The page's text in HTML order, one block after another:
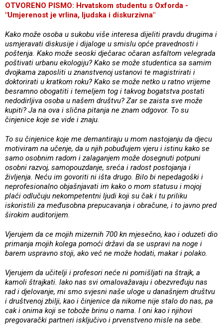
OTVORENO PISMO: Hrvatskom studentu s Oxforda -
"Umjerenost je vrlina, ljudska i diskurzivna"
Kako može osoba u sukobu više interesa dijeliti pravdu drugima i
usmjeravati diskusije i dijaloge u smislu opće pravednosti i
poštenja. Kako može seoski dječarac očaran asfaltom velegrada
poštivati urbanu ekologiju? Kako se može studentica sa samim
dvojkama zaposliti u znanstvenoj ustanovi te magistrirati i
doktorirati u kratkom roku? Kako se može netko u ratno vrijeme
besramno obogatiti i temeljem tog i takvog bogatstva postati
nedodirljiva osoba u našem društvu? Zar se zaista sve može
kupiti? Ja na ova i slična pitanja ne znam odgovor. To su
činjenice koje se vide i znaju.
To su činjenice koje me demantiraju u mom nastojanju da djecu
motiviram na učenje, da u njih pobuđujem vjeru i istinu kako se
samo osobnim radom i zalaganjem može dosegnuti potpuni
osobni razvoj, samopouzdanje, sreća i radost postojanja i
življenja. Neću im govoriti ni išta drugo. Bilo bi nepedagoški i
neprofesionalno objašnjavati im kako o mom statusu i mojoj
plaći odlučuju nekompetentni ljudi koji su čak i tu priliku
iskoristili za međusobna prepucavanja i obračune, i to javno pred
širokim auditorijem.
Vjerujem da ce mojih mizernih 700 kn mjesečno, kao i oduzeti dio
primanja mojih kolega pomoći državi da se uspravi na noge i
barem uspravno stoji, ako već ne može hodati, makar i polako.
Vjerujem da učitelji i profesori neće ni pomišljati na štrajk, a
kamoli štrajkati. Iako nas svi omalovažavaju i obezvređuju nas
rad i djelovanje, mi smo svjesni naše uloge u današnjem društvu
i društvenoj zbilji, kao i činjenice da nikome nije stalo do nas, pa
cak i onima koji se tobože brinu o nama. I oni kao i njihovi
pregovarački partneri isključivo i prvenstveno misle na sebe.